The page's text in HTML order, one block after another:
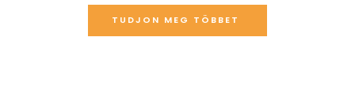
TUDJON MEG TÖBBET